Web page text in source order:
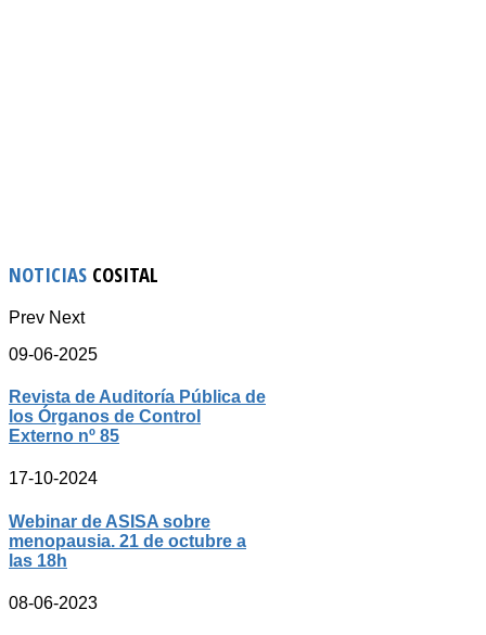
NOTICIAS COSITAL
Prev Next
09-06-2025
Revista de Auditoría Pública de
los Órganos de Control
Externo nº 85
17-10-2024
Webinar de ASISA sobre
menopausia. 21 de octubre a
las 18h
08-06-2023